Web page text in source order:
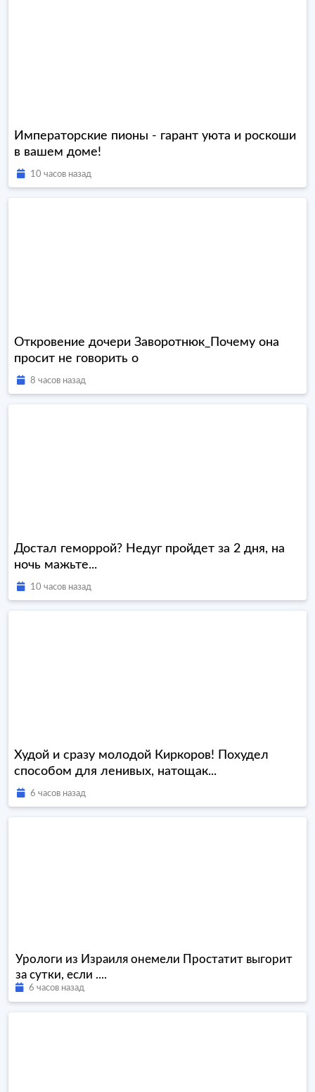
Императорские пионы - гарант уюта и роскоши
в вашем доме!
10 часов назад
Откровение дочери Заворотнюк_Почему она
просит не говорить о
8 часов назад
Достал геморрой? Недуг пройдет за 2 дня, на
ночь мажьте...
10 часов назад
Худой и сразу молодой Киркоров! Похудел
способом для ленивых, натощак...
6 часов назад
Урологи из Израиля онемели Простатит выгорит
за сутки, если ....
6 часов назад